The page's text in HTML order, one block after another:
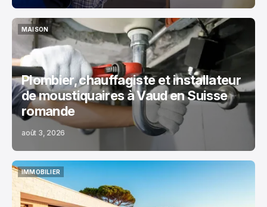
MAISON
MAISON
Plombier, chauffagiste et installateur
de moustiquaires à Vaud en Suisse
romande
août 3, 2026
IMMOBILIER
IMMOBILIER